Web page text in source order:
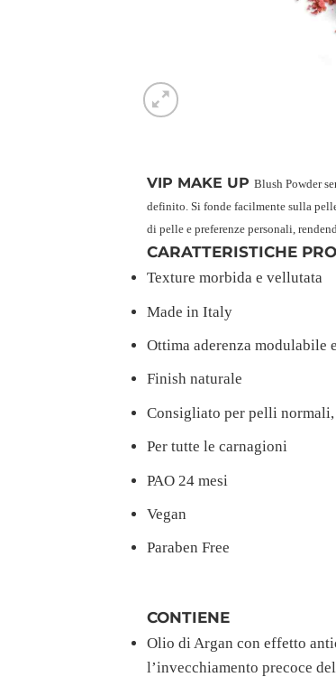
VIP MAKE UP Blush Powder
definito. Si fonde facilmente sulla
di pelle e preferenze personali,
CARATTERISTICHE
Texture morbida e vellutata
Made in Italy
Ottima aderenza modulabile
Finish naturale
Consigliato per pelli normali,
Per tutte le carnagioni
PAO 24 mesi
Vegan
Paraben Free
CONTIENE
Olio di Argan con effetto
l’invecchiamento precoce